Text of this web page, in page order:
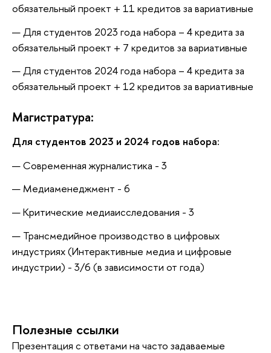
обязательный проект + 11 кредитов за вариативные
Для студентов 2023 года набора – 4 кредита за
обязательный проект + 7 кредитов за вариативные
Для студентов 2024 года набора – 4 кредита за
обязательный проект + 12 кредитов за вариативные
Магистратура:
Для студентов 2023 и 2024 годов набора:
Современная журналистика - 3
Медиаменеджмент - 6
Критические медиаисследования - 3
Трансмедийное производство в цифровых
индустриях (Интерактивные медиа и цифровые
индустрии) - 3/6 (в зависимости от года)
Полезные ссылки
Презентация с ответами на часто задаваемые